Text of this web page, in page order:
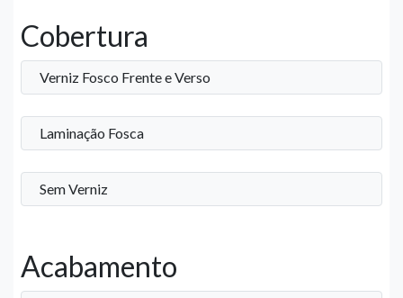
Cobertura
Verniz Fosco Frente e Verso
Laminação Fosca
Sem Verniz
Acabamento